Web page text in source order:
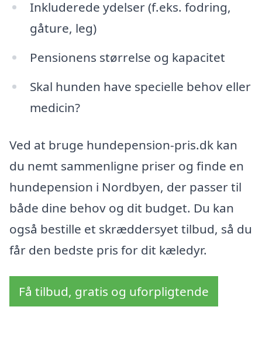
Inkluderede ydelser (f.eks. fodring,
gåture, leg)
Pensionens størrelse og kapacitet
Skal hunden have specielle behov eller
medicin?
Ved at bruge hundepension-pris.dk kan
du nemt sammenligne priser og finde en
hundepension i Nordbyen, der passer til
både dine behov og dit budget. Du kan
også bestille et skræddersyet tilbud, så du
får den bedste pris for dit kæledyr.
Få tilbud, gratis og uforpligtende